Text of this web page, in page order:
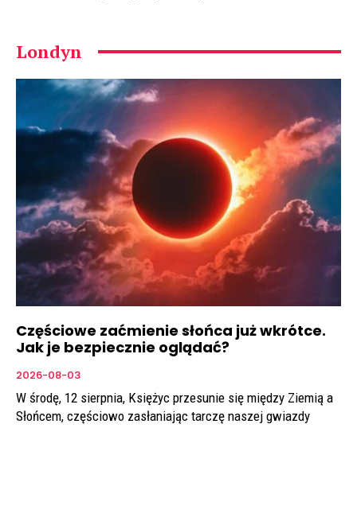
Londyn
Częściowe zaćmienie słońca już wkrótce.
Jak je bezpiecznie oglądać?
2026-08-03
W środę, 12 sierpnia, Księżyc przesunie się między Ziemią a
Słońcem, częściowo zasłaniając tarczę naszej gwiazdy